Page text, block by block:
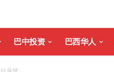
巴中投资 巴西华人